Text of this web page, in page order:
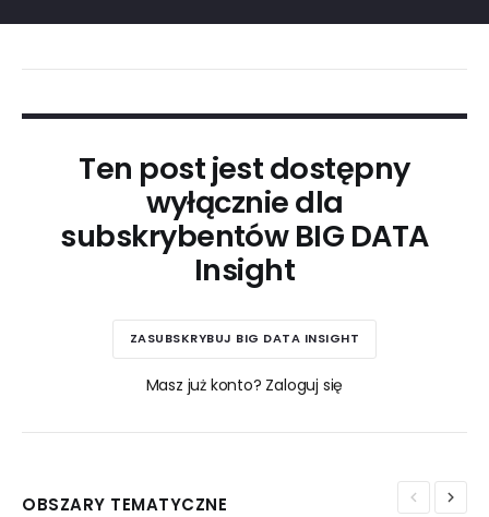
Ten post jest dostępny
wyłącznie dla
subskrybentów BIG DATA
Insight
ZASUBSKRYBUJ BIG DATA INSIGHT
Masz już konto? Zaloguj się
OBSZARY TEMATYCZNE